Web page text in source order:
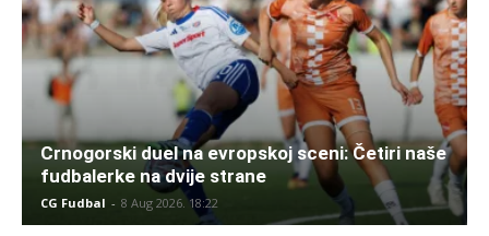
Crnogorski duel na evropskoj sceni: Četiri naše
fudbalerke na dvije strane
CG Fudbal - 8 Aug 2026. 18:22